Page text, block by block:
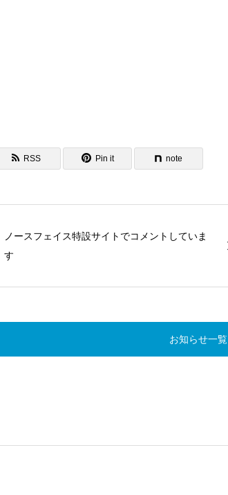
RSS Pin it note
ノースフェイス特設サイトでコメントしていま
す
お知らせ一覧